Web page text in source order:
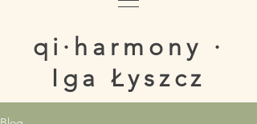
qi·harmony ·
Iga Łyszcz